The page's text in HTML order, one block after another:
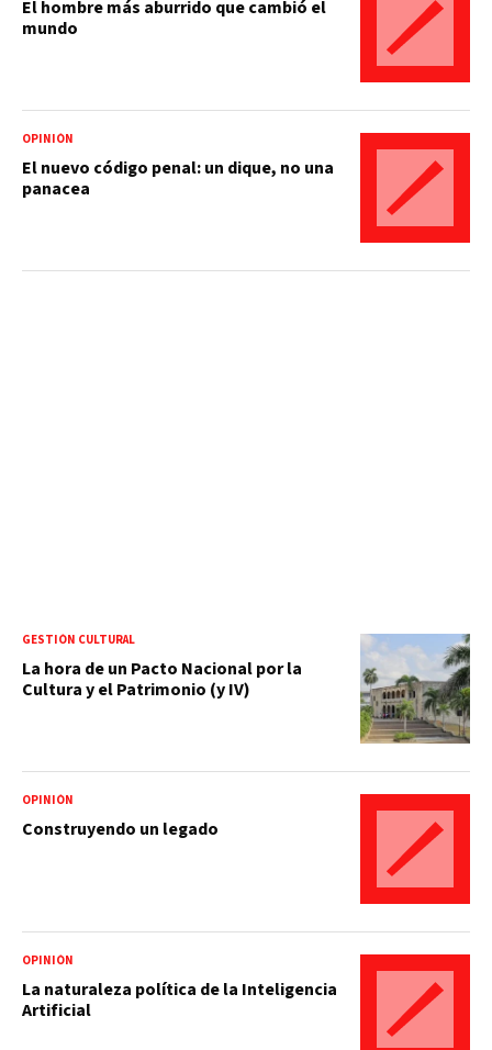
El hombre más aburrido que cambió el
mundo
OPINIÓN
El nuevo código penal: un dique, no una
panacea
GESTIÓN CULTURAL
La hora de un Pacto Nacional por la
Cultura y el Patrimonio (y IV)
OPINIÓN
Construyendo un legado
OPINIÓN
La naturaleza política de la Inteligencia
Artificial